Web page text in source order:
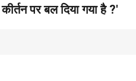
पर बल दिया गया है ?'